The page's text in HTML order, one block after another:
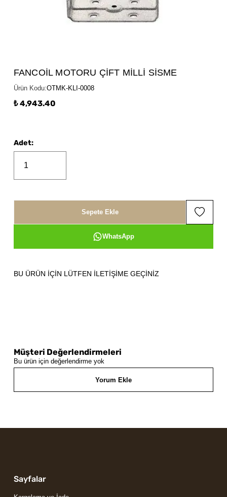
FANCOİL MOTORU ÇİFT MİLLİ SİSME
Ürün Kodu:OTMK-KLI-0008
₺ 4,943.40
BU ÜRÜN İÇİN LÜTFEN İLETİŞİME GEÇİNİZ
Adet:
Sepete Ekle
WhatsApp
Müşteri Değerlendirmeleri
Bu ürün için değerlendirme yok
Yorum Ekle
Sayfalar